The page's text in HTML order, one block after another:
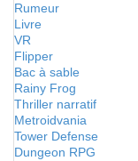
Rumeur
Livre
VR
Flipper
Bac à sable
Rainy Frog
Thriller narratif
Metroidvania
Tower Defense
Dungeon RPG